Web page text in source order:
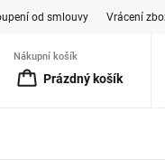
od smlouvy Vrácení
Nákupní košík
Prázdný košík